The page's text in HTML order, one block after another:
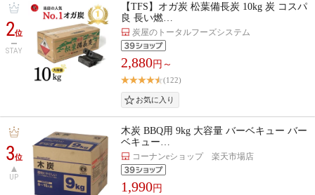
2位
STAY
【TFS】オガ炭 松葉備長炭 10kg 炭 コスパ
良 長い燃…
炭屋のトータルフーズシステム
2,880円～
(122)
3位
UP
木炭 BBQ用 9kg 大容量 バーベキュー バー
ベキュー…
コーナンeショップ 楽天市場店
1,990円